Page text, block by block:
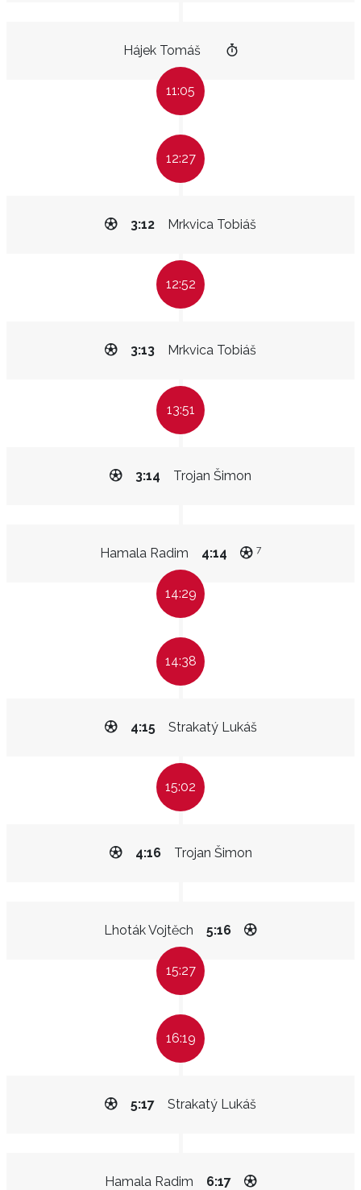
Hájek Tomáš
11:05
12:27
Mrkvica Tobiáš
3:12
12:52
Mrkvica Tobiáš
3:13
13:51
Trojan Šimon
3:14
Hamala Radim 4:14 7
14:29
14:38
Strakatý Lukáš
4:15
15:02
Trojan Šimon
4:16
Lhoták Vojtěch 5:16
15:27
16:19
Strakatý Lukáš
5:17
Hamala Radim 6:17